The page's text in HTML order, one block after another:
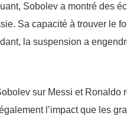
Sobolev a montré des
Sa capacité à trouver le
la suspension a
sur Messi et
l’impact que les